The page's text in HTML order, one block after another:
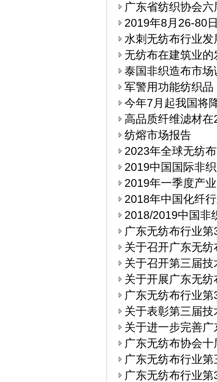
广东省纺织协会
2019年8月26-80
水刺无纺布行业
无纺布在建筑业的
泰国非织造布市场
军警用功能纺织品
今年7月起我国将
高品质纤维滤材
纺熔市场报告
2023年全球无纺
2019中国国际非
2019年一季度产
2018年中国化纤
2018/2019中国非
广东无纺布行业
关于召开广东无
关于召开第三届
关于开展广东无
广东无纺布行业
关于表彰第三届
关于进一步完善
广东无纺布协会
广东无纺布行业
广东无纺布行业